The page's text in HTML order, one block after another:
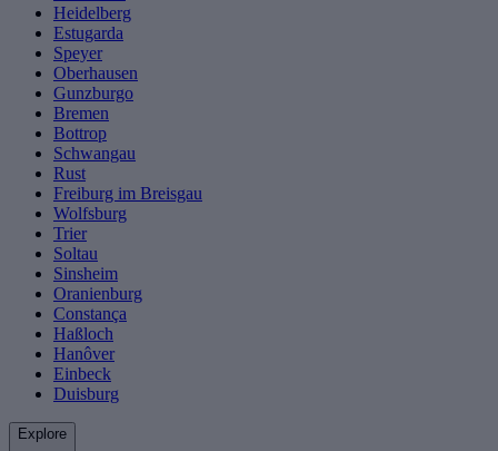
Heidelberg
Estugarda
Speyer
Oberhausen
Gunzburgo
Bremen
Bottrop
Schwangau
Rust
Freiburg im Breisgau
Wolfsburg
Trier
Soltau
Sinsheim
Oranienburg
Constança
Haßloch
Hanôver
Einbeck
Duisburg
Explore